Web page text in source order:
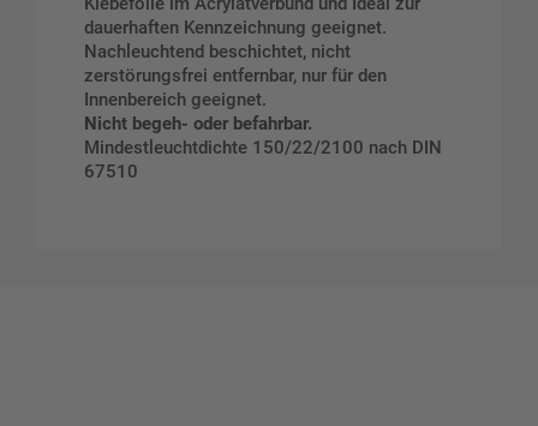
dauerhaften Kennzeichnung geeignet.
Nachleuchtend beschichtet, nicht
zerstörungsfrei entfernbar, nur für den
Innenbereich geeignet.
Nicht begeh- oder befahrbar.
Mindestleuchtdichte 150/22/2100 nach DIN
67510